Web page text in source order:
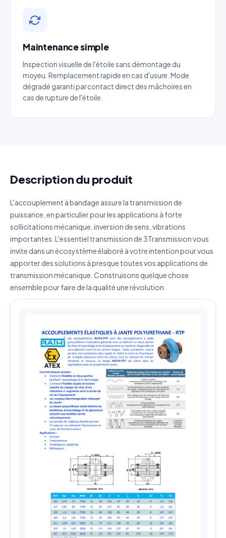
Maintenance simple
Inspection visuelle de l'étoile sans démontage du
moyeu. Remplacement rapide en cas d'usure. Mode
dégradé garanti par contact direct des mâchoires en
cas de rupture de l'étoile.
Description du produit
L'accouplement à bandage assure la transmission de
puissance, en particulier pour les applications à forte
sollicitations mécanique, inversion de sens, vibrations
importantes. L'essentiel transmission de 3Transmission vous
invite dans un écosystème élaboré à votre intention pour vous
apporter des solutions à presque toutes vos applications de
transmission mécanique. Construisons quelque chose
ensemble pour faire de la qualité une révolution.
Catégorie
Référence produit
J'accepte que mes données soient utilisées pour traiter
ma demande.
Politique de confidentialité
Envoyer ma demande de devis
Vos données sont protégées et ne seront jamais
partagées